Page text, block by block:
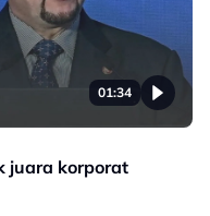
01:34
juara korporat